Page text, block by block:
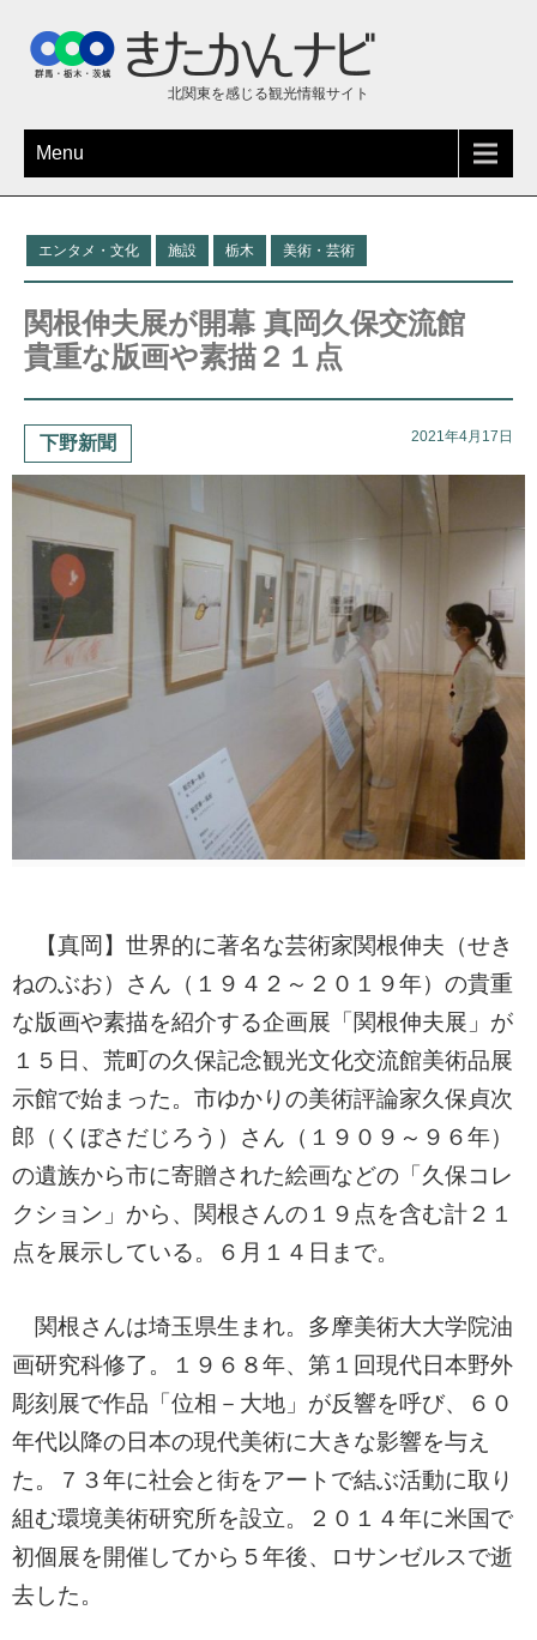
北関東を感じる観光情報サイト
Menu
エンタメ・文化 施設 栃木 美術・芸術
関根伸夫展が開幕 真岡久保交流館
貴重な版画や素描２１点
下野新聞 2021年4月17日
【真岡】世界的に著名な芸術家関根伸夫（せき
ねのぶお）さん（１９４２～２０１９年）の貴重
な版画や素描を紹介する企画展「関根伸夫展」が
１５日、荒町の久保記念観光文化交流館美術品展
示館で始まった。市ゆかりの美術評論家久保貞次
郎（くぼさだじろう）さん（１９０９～９６年）
の遺族から市に寄贈された絵画などの「久保コレ
クション」から、関根さんの１９点を含む計２１
点を展示している。６月１４日まで。
関根さんは埼玉県生まれ。多摩美術大大学院油
画研究科修了。１９６８年、第１回現代日本野外
彫刻展で作品「位相－大地」が反響を呼び、６０
年代以降の日本の現代美術に大きな影響を与え
た。７３年に社会と街をアートで結ぶ活動に取り
組む環境美術研究所を設立。２０１４年に米国で
初個展を開催してから５年後、ロサンゼルスで逝
去した。